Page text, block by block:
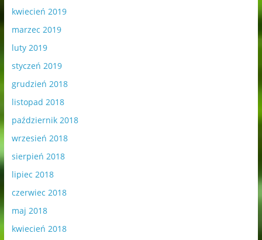
kwiecień 2019
marzec 2019
luty 2019
styczeń 2019
grudzień 2018
listopad 2018
październik 2018
wrzesień 2018
sierpień 2018
lipiec 2018
czerwiec 2018
maj 2018
kwiecień 2018